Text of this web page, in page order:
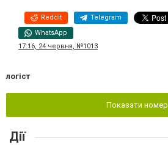
Reddit Telegram
WhatsApp
17:16, 24 червня, №1013
логіст
Показати номер
Дії